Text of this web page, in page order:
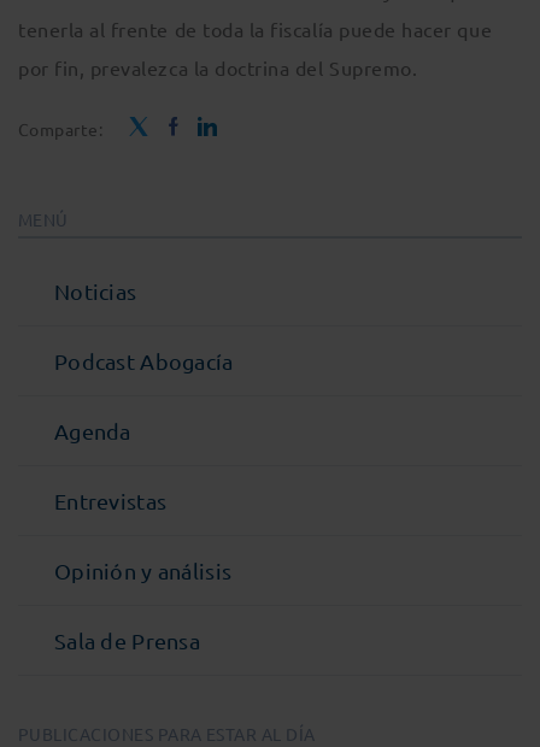
tenerla al frente de toda la fiscalía puede hacer que
por fin, prevalezca la doctrina del Supremo.
Comparte:
MENÚ
Noticias
Podcast Abogacía
Agenda
Entrevistas
Opinión y análisis
Sala de Prensa
PUBLICACIONES PARA ESTAR AL DÍA